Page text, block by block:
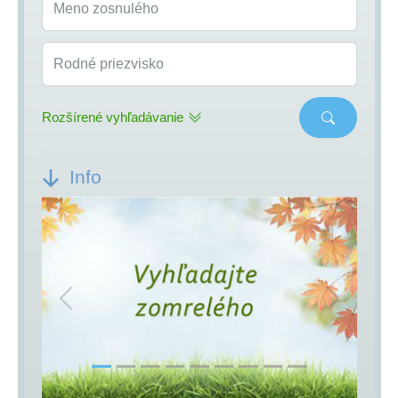
Meno zosnulého
Rodné priezvisko
Rozšírené vyhľadávanie
Info
Previous Next